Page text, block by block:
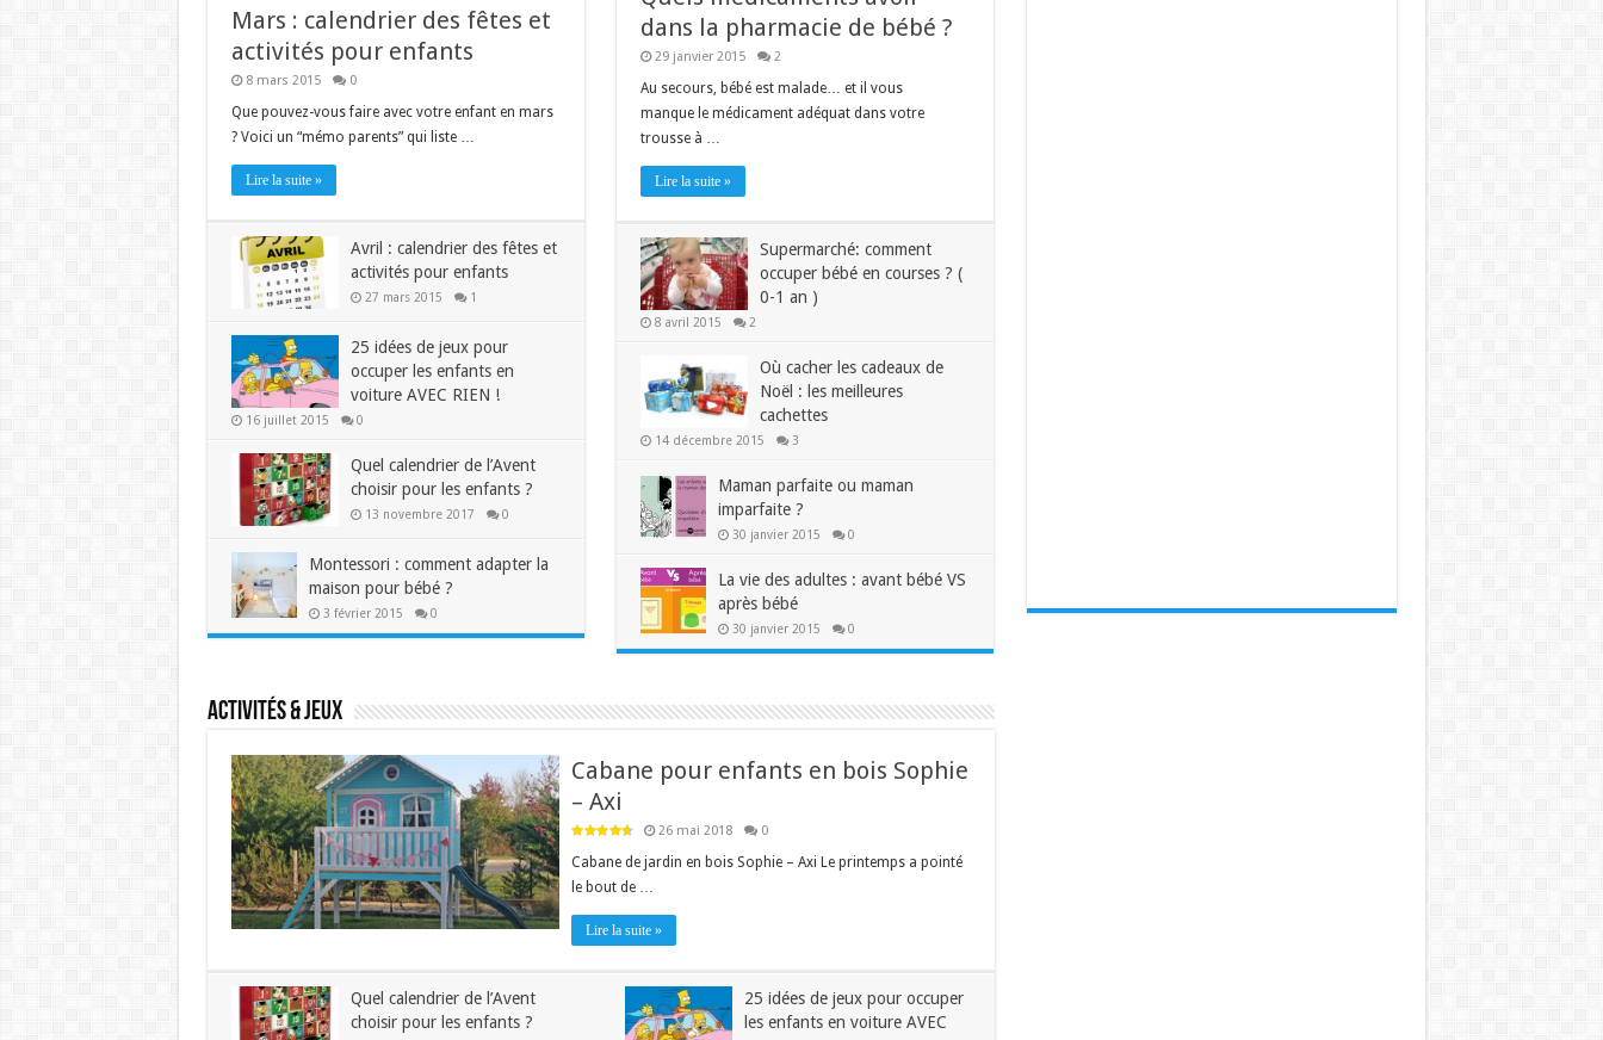
Mars : calendrier des fêtes et
activités pour enfants
8 mars 2015 0
Que pouvez-vous faire avec votre enfant en mars
? Voici un “mémo parents” qui liste …
Lire la suite »
Avril : calendrier des fêtes et
activités pour enfants
27 mars 2015 1
25 idées de jeux pour
occuper les enfants en
voiture AVEC RIEN !
16 juillet 2015 0
Quel calendrier de l’Avent
choisir pour les enfants ?
13 novembre 2017 0
Montessori : comment adapter la
maison pour bébé ?
3 février 2015 0
dans la pharmacie de bébé ?
29 janvier 2015 2
Au secours, bébé est malade… et il vous
manque le médicament adéquat dans votre
trousse à …
Lire la suite »
Supermarché: comment
occuper bébé en courses ? (
0-1 an )
8 avril 2015 2
Où cacher les cadeaux de
Noël : les meilleures
cachettes
14 décembre 2015 3
Maman parfaite ou maman
imparfaite ?
30 janvier 2015 0
La vie des adultes : avant bébé VS
après bébé
30 janvier 2015 0
Activités & Jeux
Cabane pour enfants en bois Sophie
– Axi
26 mai 2018 0
Cabane de jardin en bois Sophie – Axi Le printemps a pointé
le bout de …
Lire la suite »
Quel calendrier de l’Avent
choisir pour les enfants ?
25 idées de jeux pour occuper
les enfants en voiture AVEC